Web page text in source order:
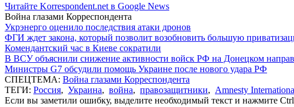
Читайте Korrespondent.net в Google News
Война глазами Корреспондента
Укрэнерго оценило последствия атаки дронов
ФГИ ждет закона, который позволит возобновить большую
Комендантский час в Киеве сократили
В ВСУ объяснили снижение активности войск РФ на Донецком
Министры G7 обсудили помощь Украине после нового удара РФ
СПЕЦТЕМА: Война глазами Корреспондента
ТЕГИ: Россия, Украина, война, правозащитники, Amnesty
Если вы заметили ошибку, выделите необходимый текст и нажмите